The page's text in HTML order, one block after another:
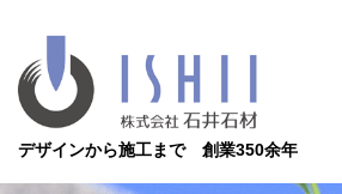
デザインから施工まで 創業350余年